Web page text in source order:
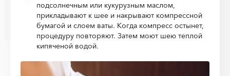
подсолнечным или кукурузным маслом,
прикладывают к шее и накрывают компрессной
бумагой и слоем ваты. Когда компресс остынет,
процедуру повторяют. Затем моют шею теплой
кипяченой водой.